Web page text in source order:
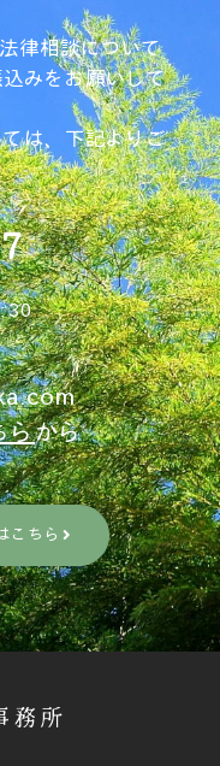
律相談について
みをお願いして
は、下記よりご
らから
こちら
務所